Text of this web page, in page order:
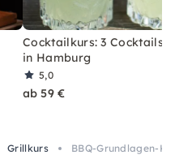
Cocktailkurs: 3 Cocktails
in Hamburg
5,0
ab 59 €
Grillkurs
BBQ-Grundlagen-